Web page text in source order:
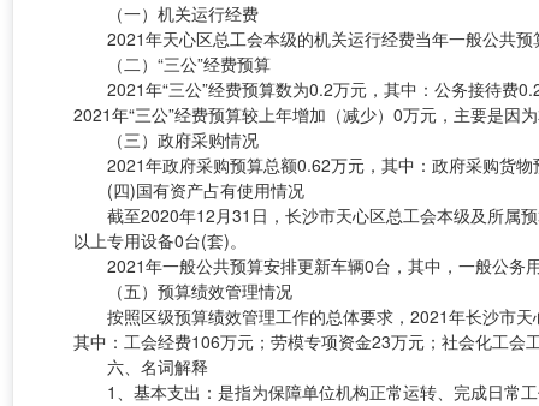
（一）机关运行经费
2021年天心区总工会本级的机关运行经费当年一般公共
（二）“三公”经费预算
2021年“三公”经费预算数为0.2万元，其中：公务接待费
2021年“三公”经费预算较上年增加（减少）0万元，主要是因
（三）政府采购情况
2021年政府采购预算总额0.62万元，其中：政府采购货
(四)国有资产占有使用情况
截至2020年12月31日，长沙市天心区总工会本级及所属
以上专用设备0台(套)。
2021年一般公共预算安排更新车辆0台，其中，一般公
（五）预算绩效管理情况
按照区级预算绩效管理工作的总体要求，2021年长沙市
其中：工会经费106万元；劳模专项资金23万元；社会化工
六、名词解释
1、基本支出：是指为保障单位机构正常运转、完成日常